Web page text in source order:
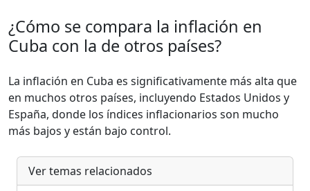
¿Cómo se compara la inflación en
Cuba con la de otros países?
La inflación en Cuba es significativamente más alta que
en muchos otros países, incluyendo Estados Unidos y
España, donde los índices inflacionarios son mucho
más bajos y están bajo control.
Ver temas relacionados